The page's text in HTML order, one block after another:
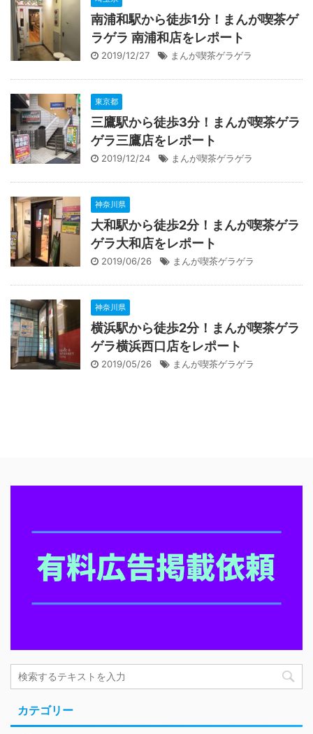
南浦和駅から徒歩1分！まんが喫茶ゲ
ラゲラ 南浦和店をレポート
2019/12/27 まんが喫茶ゲラゲラ
東京都
三鷹駅から徒歩3分！まんが喫茶ゲラ
ゲラ三鷹店をレポート
2019/12/24 まんが喫茶ゲラゲラ
神奈川県
大和駅から徒歩2分！まんが喫茶ゲラ
ゲラ大和店をレポート
2019/06/26 まんが喫茶ゲラゲラ
神奈川県
横浜駅から徒歩2分！まんが喫茶ゲラ
ゲラ横浜西口店をレポート
2019/05/26 まんが喫茶ゲラゲラ
カテゴリー